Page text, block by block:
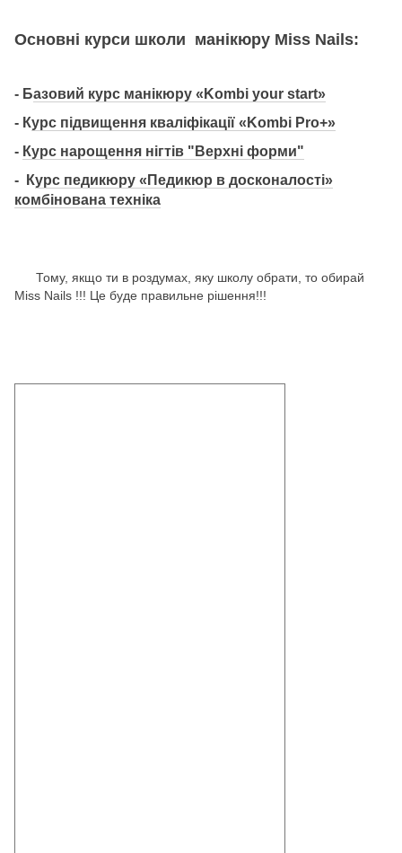
Основні курси школи манікюру Miss Nails:
- Базовий курс манікюру «Kombi your start»
- Курс підвищення кваліфікації «Kombi Pro+»
- Курс нарощення нігтів "Верхні форми"
- Курс педикюру «Педикюр в досконалості»
комбінована техніка
Тому, якщо ти в роздумах, яку школу обрати, то обирай
Miss Nails !!! Це буде правильне рішення!!!